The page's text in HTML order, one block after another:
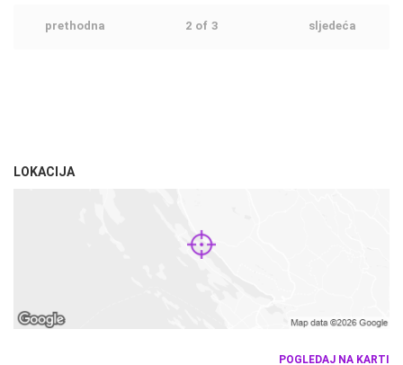
prethodna 2 of 3 sljedeća
LOKACIJA
POGLEDAJ NA KARTI